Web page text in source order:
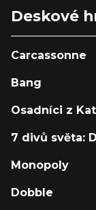
Deskové
Carcassonne
Bang
Osadníci z
7 divů světa:
Monopoly
Dobble